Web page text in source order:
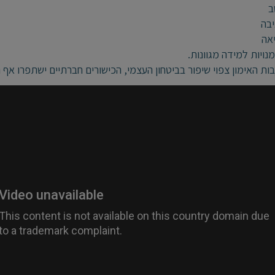
למידה מגוונות.
האימון צפוי שיפור בביטחון העצמי, הכישורים חברתיים ישתפרו